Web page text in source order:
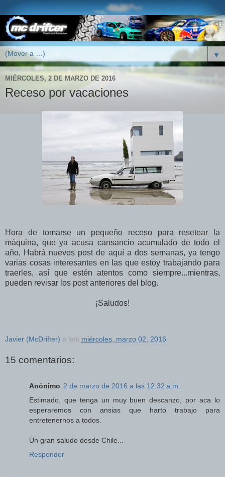
▼
MIÉRCOLES, 2 DE MARZO DE 2016
Receso por vacaciones
Hora de tomarse un pequeño receso para resetear la
máquina, que ya acusa cansancio acumulado de todo el
año, Habrá nuevos post de aquí a dos semanas, ya tengo
varias cosas interesantes en las que estoy trabajando para
traerles, así que estén atentos como siempre...mientras,
pueden revisar los post anteriores del blog.
¡Saludos!
Javier (McDrifter) a la/s miércoles, marzo 02, 2016
15 comentarios:
Anónimo 2 de marzo de 2016 a las 12:32 a.m.
Estimado, que tenga un muy buen descanzo, por aca lo
esperaremos con ansias que harto trabajo para
entretenernos a todos.
Un gran saludo desde Chile...
Responder